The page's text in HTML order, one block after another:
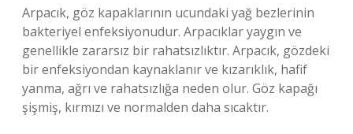
Arpacık, göz kapaklarının ucundaki yağ bezlerinin
bakteriyel enfeksiyonudur. Arpacıklar yaygın ve
genellikle zararsız bir rahatsızlıktır. Arpacık, gözdeki
bir enfeksiyondan kaynaklanır ve kızarıklık, hafif
yanma, ağrı ve rahatsızlığa neden olur. Göz kapağı
şişmiş, kırmızı ve normalden daha sıcaktır.